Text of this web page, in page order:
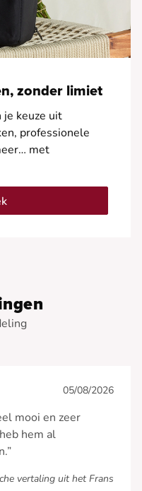
zonder limiet
je keuze uit
professionele
met
05/08/2026
mooi en zeer
hem al
vertaling uit het Frans